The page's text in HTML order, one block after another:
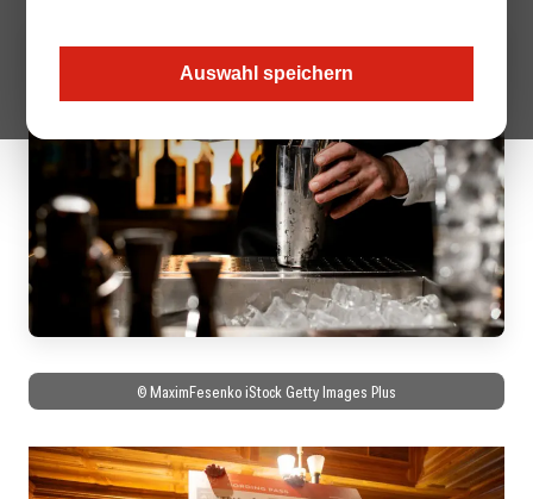
Auswahl speichern
© MaximFesenko iStock Getty Images Plus